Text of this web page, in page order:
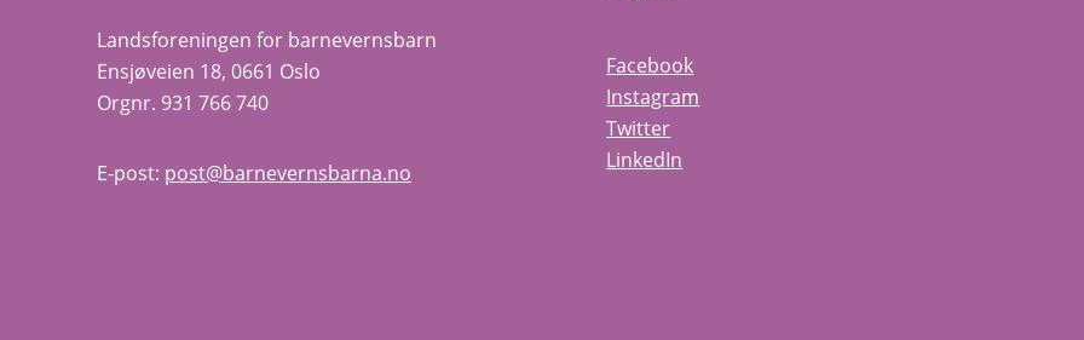
Landsforeningen for barnevernsbarn
Ensjøveien 18, 0661 Oslo
Orgnr. 931 766 740
E-post: post@barnevernsbarna.no
Facebook
Instagram
Twitter
LinkedIn